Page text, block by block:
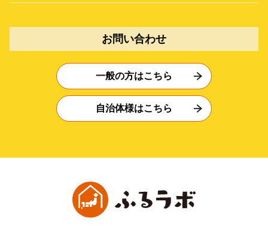
お問い合わせ
一般の方はこちら
自治体様はこちら